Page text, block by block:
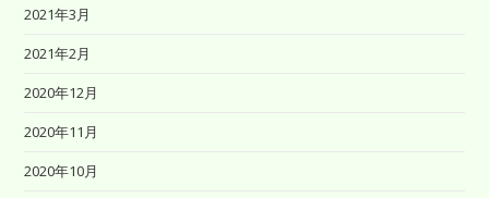
2021年3月
2021年2月
2020年12月
2020年11月
2020年10月